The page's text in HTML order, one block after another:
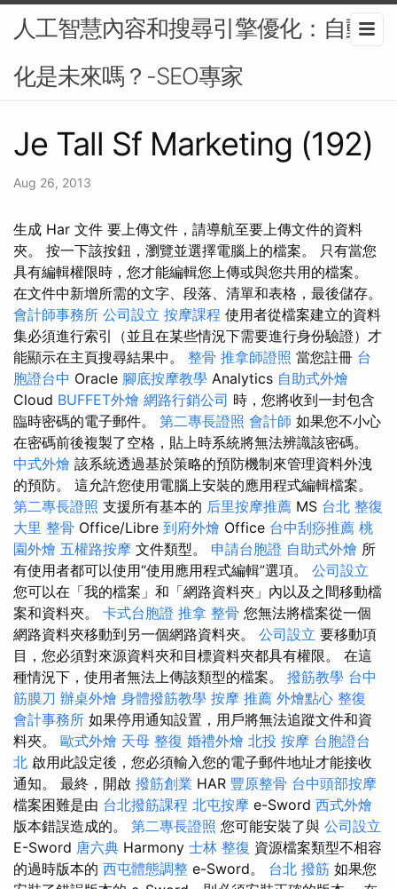
人工智慧內容和搜尋引擎優化：自動
化是未來嗎？-SEO專家
Je Tall Sf Marketing (192)
Aug 26, 2013
生成 Har 文件 要上傳文件，請導航至要上傳文件的資料
夾。 按一下該按鈕，瀏覽並選擇電腦上的檔案。 只有當您
具有編輯權限時，您才能編輯您上傳或與您共用的檔案。
在文件中新增所需的文字、段落、清單和表格，最後儲存。
會計師事務所 公司設立 按摩課程 使用者從檔案建立的資料
集必須進行索引（並且在某些情況下需要進行身份驗證）才
能顯示在主頁搜尋結果中。 整骨 推拿師證照 當您註冊 台
胞證台中 Oracle 腳底按摩教學 Analytics 自助式外燴
Cloud BUFFET外燴 網路行銷公司 時，您將收到一封包含
臨時密碼的電子郵件。 第二專長證照 會計師 如果您不小心
在密碼前後複製了空格，貼上時系統將無法辨識該密碼。
中式外燴 該系統透過基於策略的預防機制來管理資料外洩
的預防。 這允許您使用電腦上安裝的應用程式編輯檔案。
第二專長證照 支援所有基本的 后里按摩推薦 MS 台北 整復
大里 整骨 Office/Libre 到府外燴 Office 台中刮痧推薦 桃
園外燴 五權路按摩 文件類型。 申請台胞證 自助式外燴 所
有使用者都可以使用“使用應用程式編輯”選項。 公司設立
您可以在「我的檔案」和「網路資料夾」內以及之間移動檔
案和資料夾。 卡式台胞證 推拿 整骨 您無法將檔案從一個
網路資料夾移動到另一個網路資料夾。 公司設立 要移動項
目，您必須對來源資料夾和目標資料夾都具有權限。 在這
種情況下，使用者無法上傳該類型的檔案。 撥筋教學 台中
筋膜刀 辦桌外燴 身體撥筋教學 按摩 推薦 外燴點心 整復
會計事務所 如果停用通知設置，用戶將無法追蹤文件和資
料夾。 歐式外燴 天母 整復 婚禮外燴 北投 按摩 台胞證台
北 啟用此設定後，您必須輸入您的電子郵件地址才能接收
通知。 最終，開啟 撥筋創業 HAR 豐原整骨 台中頭部按摩
檔案困難是由 台北撥筋課程 北屯按摩 e-Sword 西式外燴
版本錯誤造成的。 第二專長證照 您可能安裝了與 公司設立
E-Sword 唐六典 Harmony 士林 整復 資源檔案類型不相容
的過時版本的 西屯體態調整 e-Sword。 台北 撥筋 如果您